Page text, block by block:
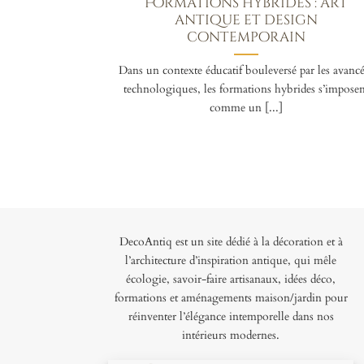
Formations hybrides : art
antique et design
contemporain
Dans un contexte éducatif bouleversé par les
technologiques, les formations hybrides
comme un [...]
DecoAntiq est un site dédié à la décoration et à
l’architecture d’inspiration antique, qui mêle
écologie, savoir-faire artisanaux, idées déco,
formations et aménagements maison/jardin pour
réinventer l’élégance intemporelle dans nos
intérieurs modernes.